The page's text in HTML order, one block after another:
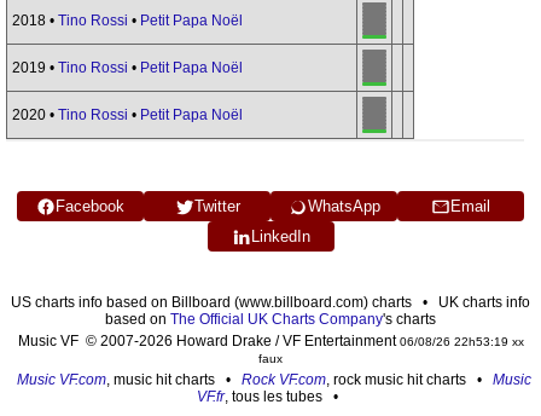
2018 • Tino Rossi • Petit Papa Noël
2019 • Tino Rossi • Petit Papa Noël
2020 • Tino Rossi • Petit Papa Noël
Facebook Twitter WhatsApp
Email
LinkedIn
US charts info based on Billboard (www.billboard.com) charts • UK charts info
based on The Official UK Charts Company's charts
Music VF © 2007-2026 Howard Drake / VF Entertainment06/08/26 22h53:19 xx
faux
Music VF.com, music hit charts • Rock VF.com, rock music hit charts • Music
VF.fr, tous les tubes •